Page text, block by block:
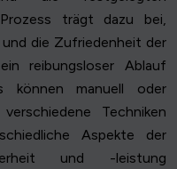
trägt dazu bei,
die Zufriedenheit der
reibungsloser Ablauf
können manuell oder
Techniken
Aspekte der
und -leistung